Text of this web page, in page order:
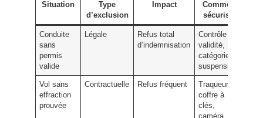
Situation
Type
d’exclusion
Impact
Comment
sécuriser
Conduite
sans
permis
valide
Légale
Refus total
d’indemnisation
Contrôle de
validité,
catégories,
suspension
Vol sans
effraction
prouvée
Contractuelle Refus fréquent
Traqueur,
coffre à
clés,
caméra,